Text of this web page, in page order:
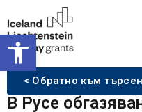
Open toolbar
< Обратно към
В Русе